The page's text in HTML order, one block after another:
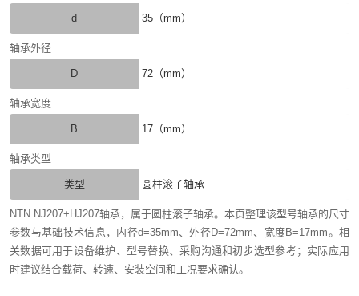
d 35（mm）
轴承外径
D 72（mm）
轴承宽度
B 17（mm）
轴承类型
类型 圆柱滚子轴承
NTN NJ207+HJ207轴承，属于圆柱滚子轴承。本页整理该型号轴承的尺寸
参数与基础技术信息，内径d=35mm、外径D=72mm、宽度B=17mm。相
关数据可用于设备维护、型号替换、采购沟通和初步选型参考；实际应用
时建议结合载荷、转速、安装空间和工况要求确认。